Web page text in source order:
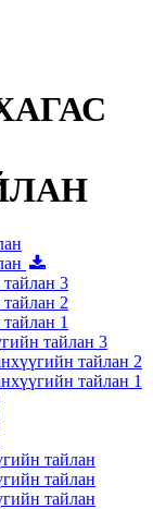
3
2
1
тайлан 3
тайлан 2
тайлан 1
тайлан
тайлан
тайлан